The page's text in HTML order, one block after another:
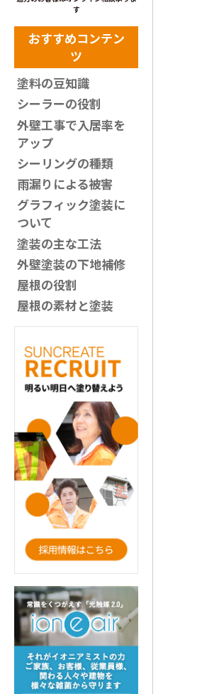
す
おすすめコンテン
ツ
塗料の豆知識
シーラーの役割
外壁工事で入居率を
アップ
シーリングの種類
雨漏りによる被害
グラフィック塗装に
ついて
塗装の主な工法
外壁塗装の下地補修
屋根の役割
屋根の素材と塗装